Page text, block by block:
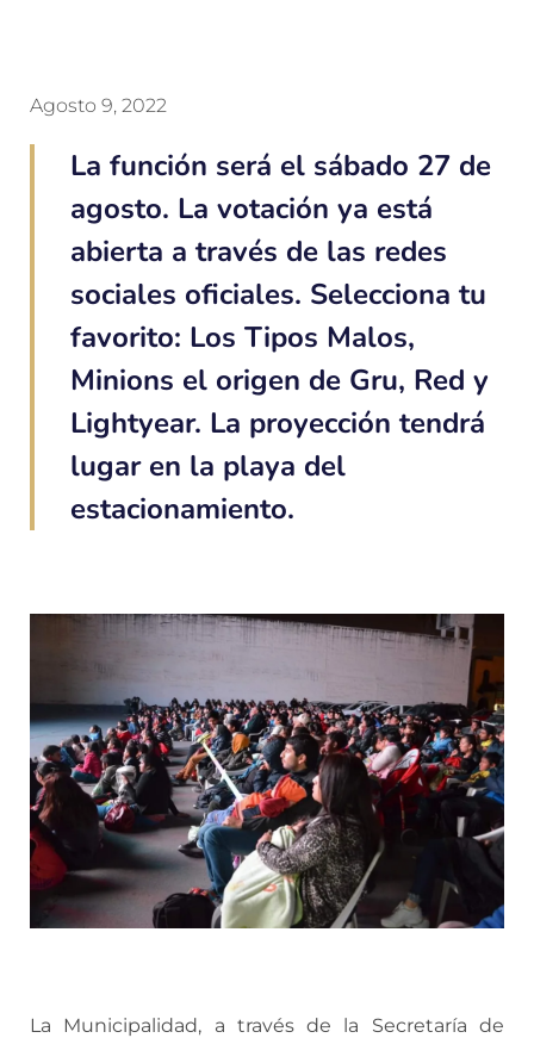
Agosto 9, 2022
La función será el sábado 27 de
agosto. La votación ya está
abierta a través de las redes
sociales oficiales. Selecciona tu
favorito: Los Tipos Malos,
Minions el origen de Gru, Red y
Lightyear. La proyección tendrá
lugar en la playa del
estacionamiento.
La Municipalidad, a través de la Secretaría de